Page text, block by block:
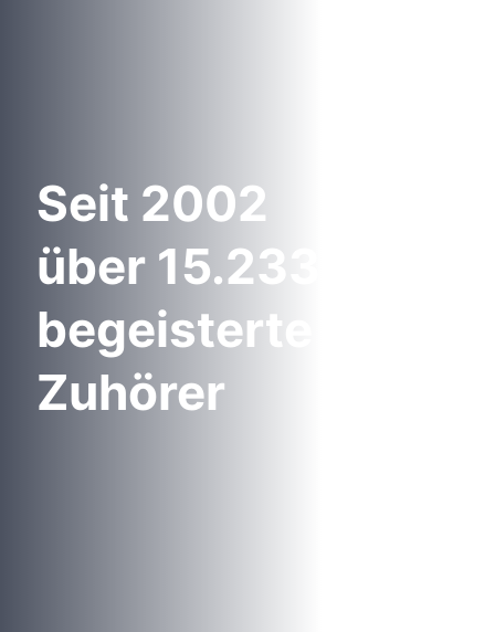
Seit 2002
über 15.233
begeisterte
Zuhörer